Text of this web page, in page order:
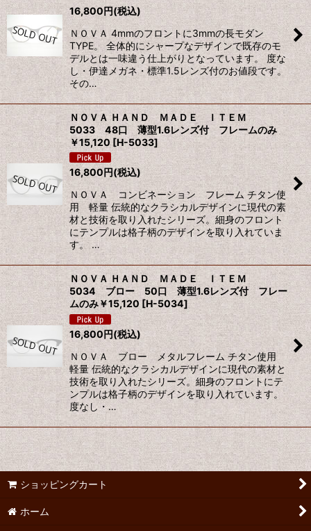
16,800円(税込)
ＮＯＶＡ 4mmのフロントに3mmの長モダン
TYPE。 全体的にシャープなデザインで既存のモ
デルとは一味違う仕上がりとなっています。 度な
し・伊達メガネ・標準1.5レンズ付のお値段です。
その…
ＮＯＶＡ ＨＡＮＤ ＭＡＤＥ ＩＴＥＭ
5033 48口 薄型1.6レンズ付 フレームのみ
￥15,120 [H-5033]
16,800円(税込)
ＮＯＶＡ コンビネーション フレーム チタン使
用 軽量 伝統的なクラシカルデザインに現代の素
材と技術を取り入れたシリーズ。細身のフロント
にテンプルは格子柄のデザインを取り入れていま
す。 …
ＮＯＶＡ ＨＡＮＤ ＭＡＤＥ ＩＴＥＭ
5034 ブロー 50口 薄型1.6レンズ付 フレー
ムのみ￥15,120[H-5034]
16,800円(税込)
ＮＯＶＡ ブロー メタルフレーム チタン使用
軽量 伝統的なクラシカルデザインに現代の素材と
技術を取り入れたシリーズ。細身のフロントにテ
ンプルは格子柄のデザインを取り入れています。
度なし・…
ショッピングカート
ホーム